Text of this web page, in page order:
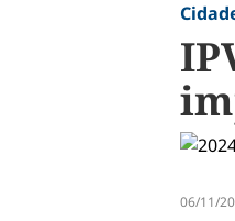
06/11/